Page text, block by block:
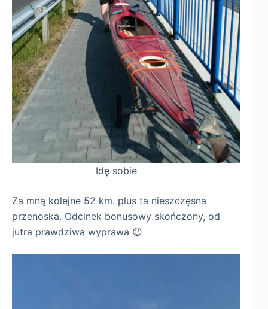
Idę sobie
Za mną kolejne 52 km. plus ta nieszczęsna
przenoska. Odcinek bonusowy skończony, od
jutra prawdziwa wyprawa 😉